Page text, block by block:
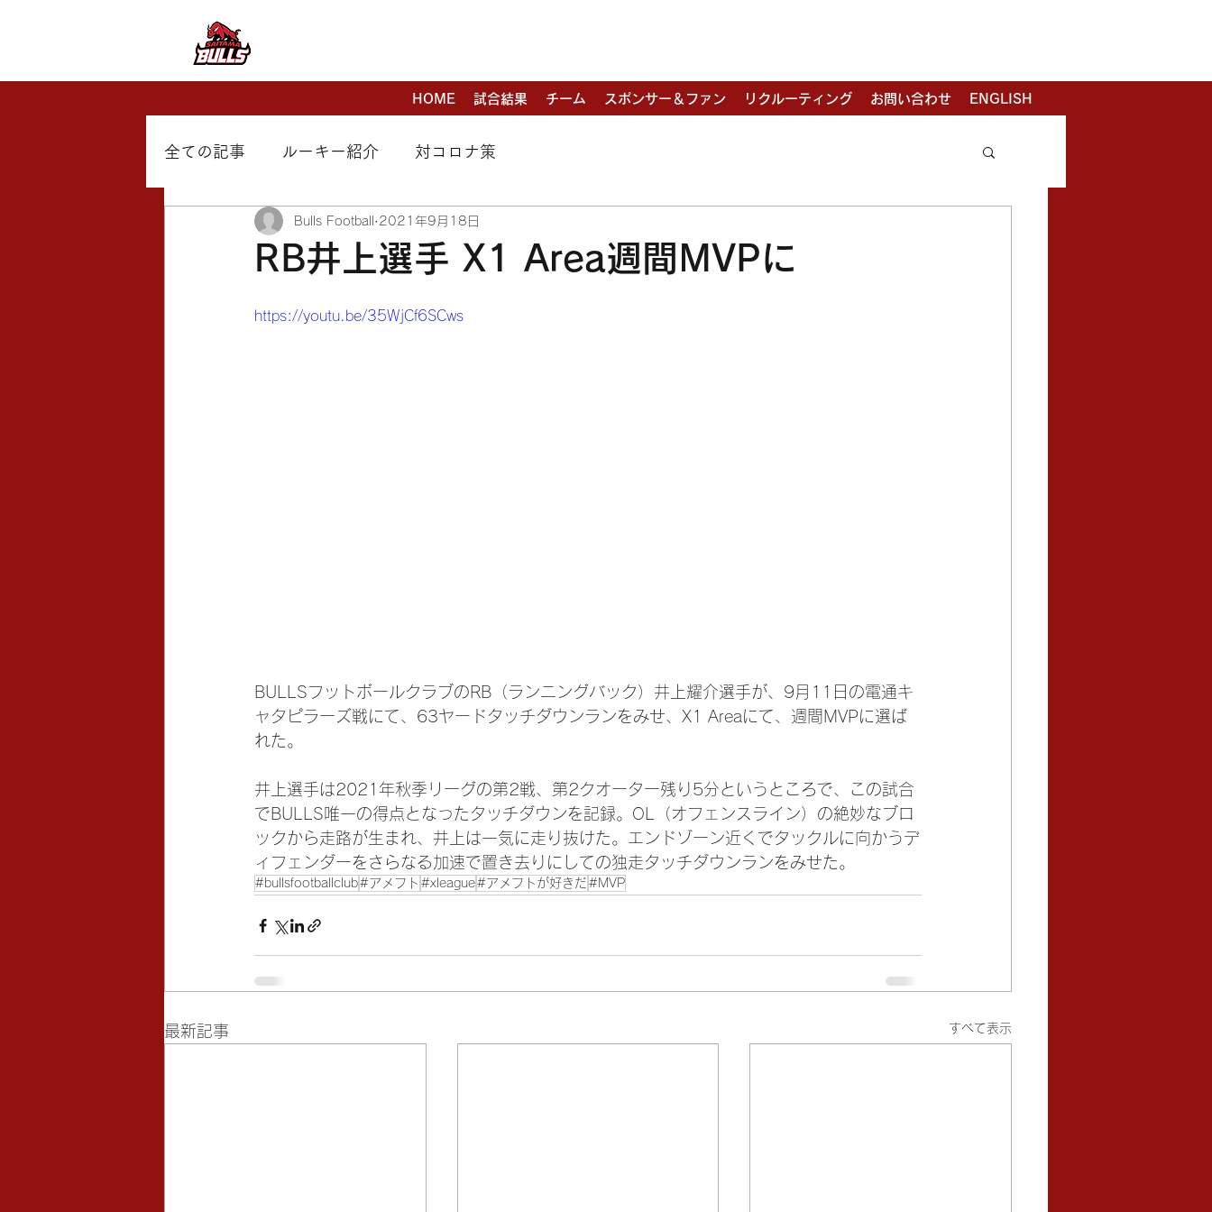
HOME 試合結果 チーム スポンサー＆ファン リクルーティング お問い合わせ ENGLISH
全ての記事 ルーキー紹介 対コロナ策
RB井上選手 X1 Area週間MVPに
Bulls Football 2021年9月18日
https://youtu.be/35WjCf6SCws
BULLSフットボールクラブのRB（ランニングバック）井上耀介選手が、9月11日の電通キ
ャタピラーズ戦にて、63ヤードタッチダウンランをみせ、X1 Areaにて、週間MVPに選ば
れた。
井上選手は2021年秋季リーグの第2戦、第2クオーター残り5分というところで、この試合
でBULLS唯一の得点となったタッチダウンを記録。OL（オフェンスライン）の絶妙なブロ
ックから走路が生まれ、井上は一気に走り抜けた。エンドゾーン近くでタックルに向かうデ
ィフェンダーをさらなる加速で置き去りにしての独走タッチダウンランをみせた。
#bullsfootballclub#アメフト #xleague#アメフトが好きだ #MVP
最新記事 すべて表示